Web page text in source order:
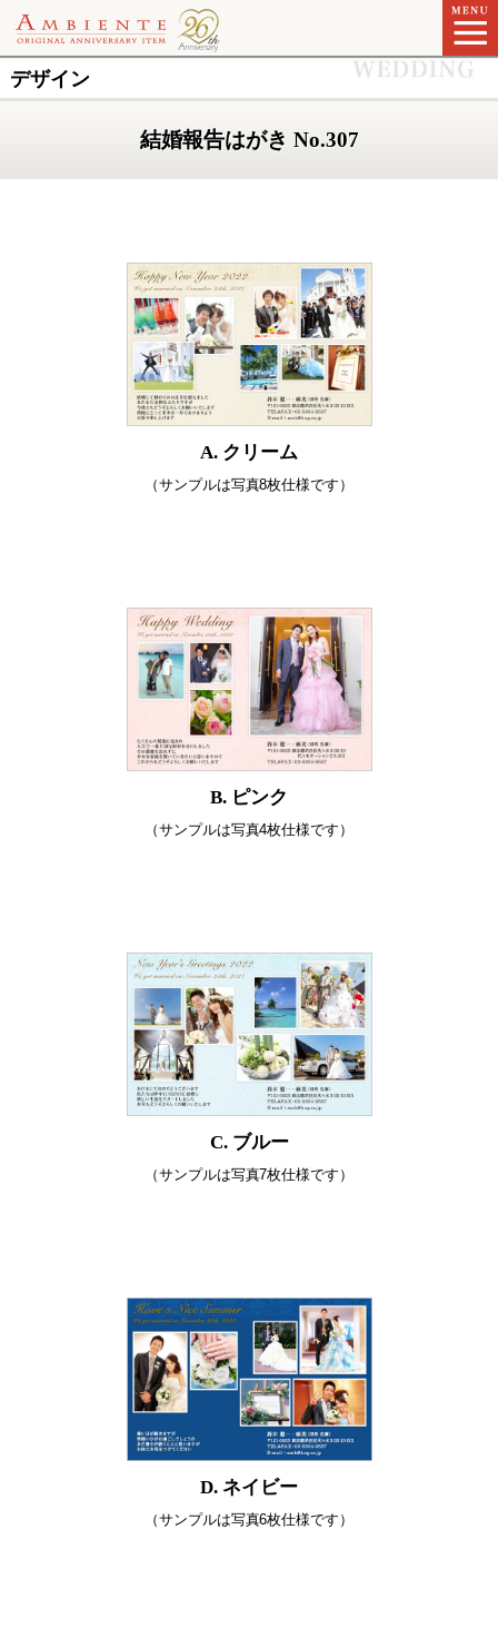
デザイン
結婚報告はがき No.307
A. クリーム
（サンプルは写真8枚仕様です）
B. ピンク
（サンプルは写真4枚仕様です）
C. ブルー
（サンプルは写真7枚仕様です）
D. ネイビー
（サンプルは写真6枚仕様です）